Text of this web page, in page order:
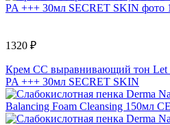
1320 ₽
Крем CC выравнивающий тон Let
PA +++ 30мл SECRET SKIN